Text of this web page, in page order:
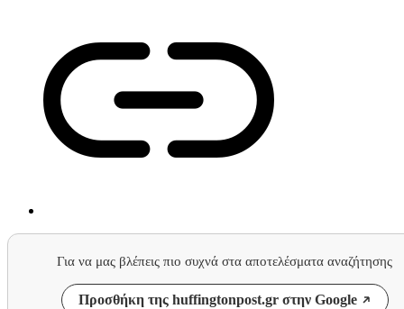
Για να μας βλέπεις πιο συχνά στα αποτελέσματα αναζήτησης
Προσθήκη της huffingtonpost.gr στην Google